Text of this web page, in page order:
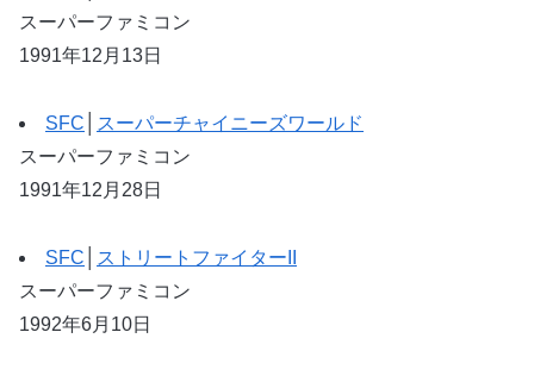
スーパーファミコン
1991年12月13日
SFC
スーパーチャイニーズワールド
スーパーファミコン
1991年12月28日
SFC
ストリートファイターII
スーパーファミコン
1992年6月10日